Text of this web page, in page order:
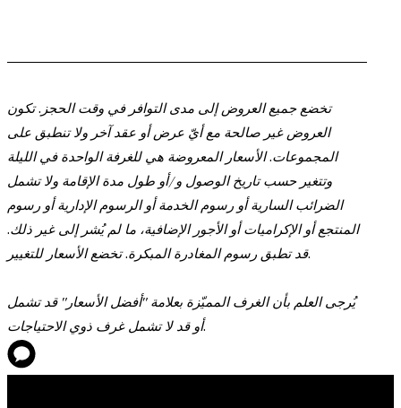
تخضع جميع العروض إلى مدى التوافر في وقت الحجز. تكون
العروض غير صالحة مع أيّ عرض أو عقد آخر ولا تنطبق على
المجموعات. الأسعار المعروضة هي للغرفة الواحدة في الليلة
وتتغير حسب تاريخ الوصول و/أو طول مدة الإقامة ولا تشمل
الضرائب السارية أو رسوم الخدمة أو الرسوم الإدارية أو رسوم
المنتجع أو الإكراميات أو الأجور الإضافية، ما لم يُشر إلى غير ذلك.
قد تطبق رسوم المغادرة المبكرة. تخضع الأسعار للتغيير.
يُرجى العلم بأن الغرف المميّزة بعلامة "أفضل الأسعار" قد تشمل
أو قد لا تشمل غرف ذوي الاحتياجات.